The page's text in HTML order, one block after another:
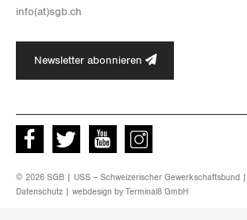
info(at)​sgb.​ch
Newsletter abonnieren
Facebook Twitter Youtube instagram
© 2026 SGB | USS – Schweizerischer Gewerkschaftsbund |
Datenschutz | webdesign by Terminal8 GmbH